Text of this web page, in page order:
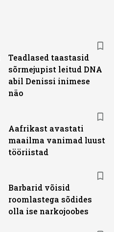
Teadlased taastasid
sõrmejupist leitud DNA
abil Denissi inimese
näo
Aafrikast avastati
maailma vanimad luust
tööriistad
Barbarid võisid
roomlastega sõdides
olla ise narkojoobes